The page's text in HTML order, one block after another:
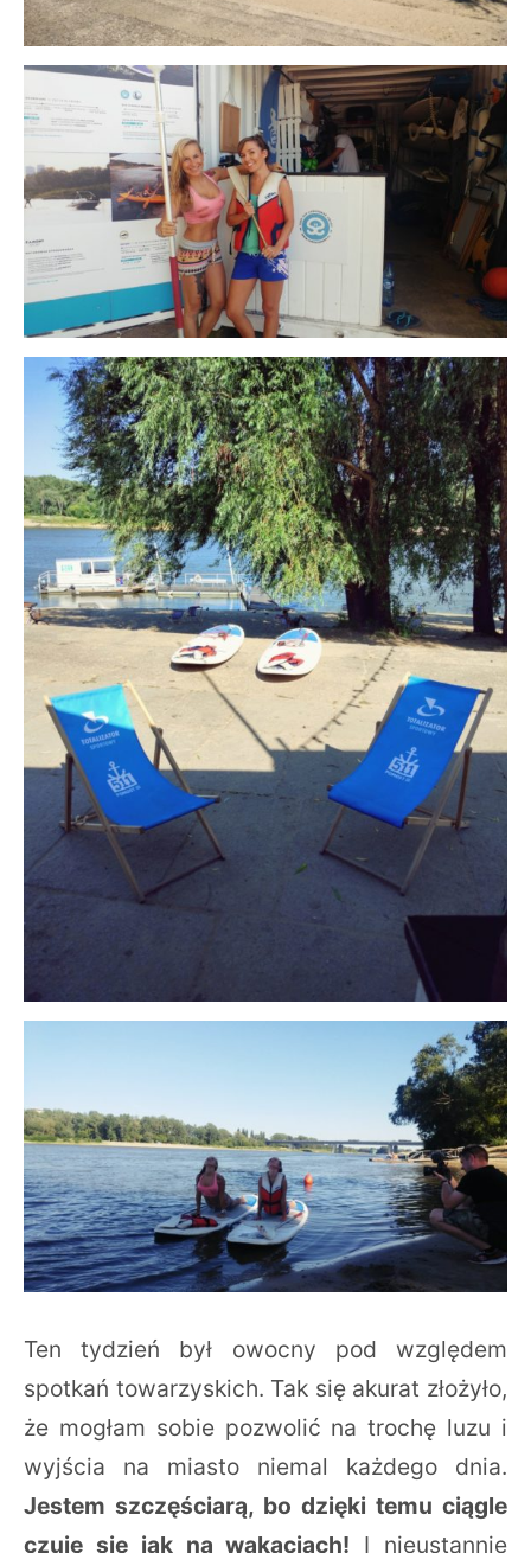
Ten tydzień był owocny pod względem
spotkań towarzyskich. Tak się akurat złożyło,
że mogłam sobie pozwolić na trochę luzu i
wyjścia na miasto niemal każdego dnia.
Jestem szczęściarą, bo dzięki temu ciągle
czuję się jak na wakacjach! I nieustannie